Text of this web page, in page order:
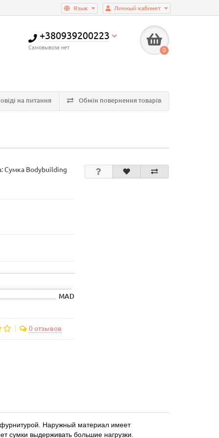
Личный кабинет
Язык
+380939200223
Самовывоза нет 0
на питання Обмін повернення товарів
Сумка Bodybuilding
MAD
0 отзывов
Наружный материал имеет
сумки выдерживать большие нагрузки.